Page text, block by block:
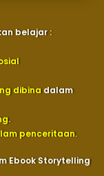
belajar :
dibinadalam
.
penceritaan.
Ebook Storytelling